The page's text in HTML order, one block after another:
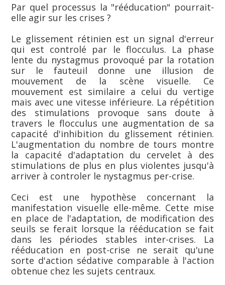
Par quel processus la "rééducation" pourrait-
elle agir sur les crises ?
Le glissement rétinien est un signal d'erreur
qui est controlé par le flocculus. La phase
lente du nystagmus provoqué par la rotation
sur le fauteuil donne une illusion de
mouvement de la scène visuelle. Ce
mouvement est similaire a celui du vertige
mais avec une vitesse inférieure. La répétition
des stimulations provoque sans doute à
travers le flocculus une augmentation de sa
capacité d'inhibition du glissement rétinien.
L'augmentation du nombre de tours montre
la capacité d'adaptation du cervelet à des
stimulations de plus en plus violentes jusqu'à
arriver à controler le nystagmus per-crise.
Ceci est une hypothèse concernant la
manifestation visuelle elle-même. Cette mise
en place de l'adaptation, de modification des
seuils se ferait lorsque la rééducation se fait
dans les périodes stables inter-crises. La
rééducation en post-crise ne serait qu'une
sorte d'action sédative comparable à l'action
obtenue chez les sujets centraux.